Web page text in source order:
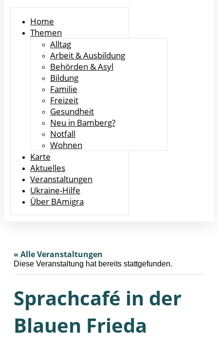
Home
Themen
Alltag
Arbeit & Ausbildung
Behörden & Asyl
Bildung
Familie
Freizeit
Gesundheit
Neu in Bamberg?
Notfall
Wohnen
Karte
Aktuelles
Veranstaltungen
Ukraine-Hilfe
Über BAmigra
« Alle Veranstaltungen
Diese Veranstaltung hat bereits stattgefunden.
Sprachcafé in der
Blauen Frieda